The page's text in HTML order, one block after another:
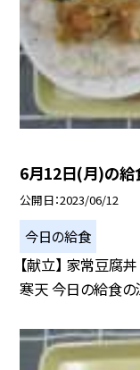
6月12日(月)の給
公開日 2023/06/12
今日の給食
【献立】 家常豆腐
寒天 今日の給食の